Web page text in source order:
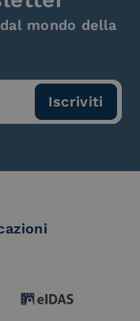
mondo della